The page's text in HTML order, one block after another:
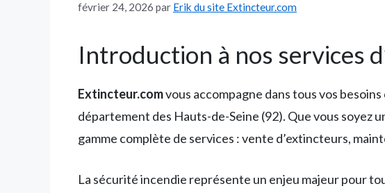
février 24, 2026 par Erik du site Extincteur.com
Introduction à nos services
Extincteur.comvous accompagne dans tous vos
département des Hauts-de-Seine (92). Que vous soyez
gamme complète de services : vente d’extincteurs,
La sécurité incendie représente un enjeu majeur pour